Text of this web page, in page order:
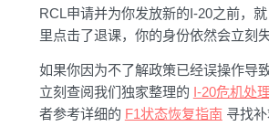
RCL申请并为你发放新的I-20之前，
里点击了退课，你的身份依然会立刻失
如果你因为不了解政策已经误操作导
立刻查阅我们独家整理的 I-20危机处理
者参考详细的 F1状态恢复指南寻找补